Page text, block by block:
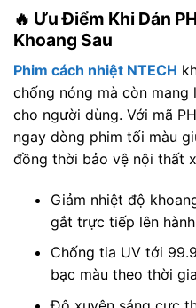
🔥 Ưu Điểm Khi Dán
Khoang Sau
Phim cách nhiệt NTECH
chống nóng mà còn
cho người dùng. Với mã
ngay dòng phim tối màu
đồng thời bảo vệ nội thất
Giảm nhiệt độ
gắt trực tiếp lên
Chống tia UV tới
bạc màu theo thời